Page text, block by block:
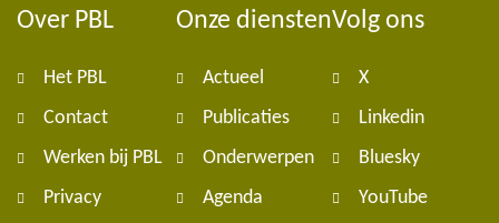
Over PBL
Het PBL
Contact
Werken bij PBL
Privacy
Onze diensten
Actueel
Publicaties
Onderwerpen
Agenda
Volg ons
X
Linkedin
Bluesky
YouTube